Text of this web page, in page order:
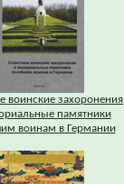
воинские захоронения
памятники
воинам в Германии